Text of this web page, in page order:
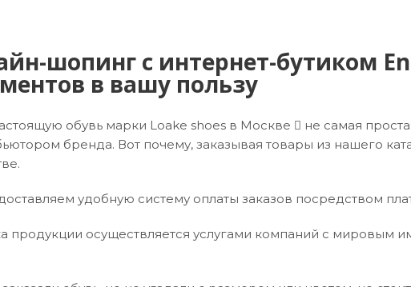
шопинг с интернет-бутиком
в вашу пользу
обувь марки Loake shoes в Москве  не самая
бренда. Вот почему, заказывая товары из нашего
удобную систему оплаты заказов посредством
продукции осуществляется услугами компаний с мировым